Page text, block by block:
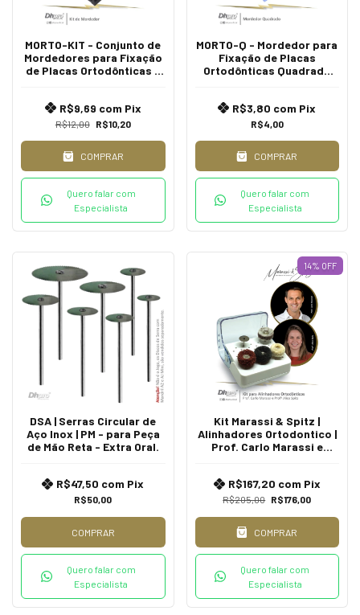
MORTO-KIT - Conjunto de
Mordedores para Fixação
de Placas Ortodônticas -
R$12,00 R$10,20
R$9,69 com Pix
COMPRAR
Quero falar com
Especialista
MORTO-Q - Mordedor para
Fixação de Placas
Ortodônticas Quadrado
R$4,00
R$3,80 com Pix
COMPRAR
Quero falar com
Especialista
DSA | Serras Circular de
Aço Inox | PM - para Peça
de Mão Reta - Extra Oral.
R$50,00
R$47,50 com Pix
COMPRAR
Quero falar com
Especialista
14% OFF
Kit Marassi & Spitz |
Alinhadores Ortodontico |
Prof. Carlo Marassi e
R$205,00 R$176,00
R$167,20 com Pix
COMPRAR
Quero falar com
Especialista